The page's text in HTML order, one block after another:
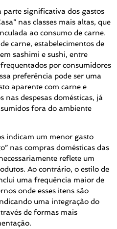
significativa dos gastos
nas classes mais altas, que
ao consumo de carne.
carne, estabelecimentos de
sashimi e sushi, entre
por consumidores
preferência pode ser uma
aparente com carne e
despesas domésticas, já
fora do ambiente
indicam um menor gasto
nas compras domésticas das
reflete um
Ao contrário, o estilo de
uma frequência maior de
onde esses itens são
uma integração do
de formas mais